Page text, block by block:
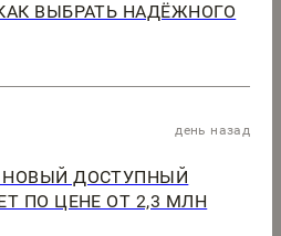
ВЫБРАТЬ НАДЁЖНОГО
день назад
НОВЫЙ ДОСТУПНЫЙ
ПО ЦЕНЕ ОТ 2,3 МЛН